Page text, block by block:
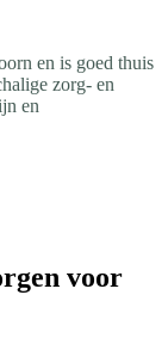
en is goed thuis
zorg- en
en
voor